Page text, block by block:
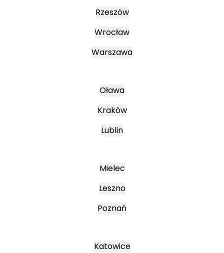
Rzeszów
Wrocław
Warszawa
Oława
Kraków
Lublin
Mielec
Leszno
Poznań
Katowice